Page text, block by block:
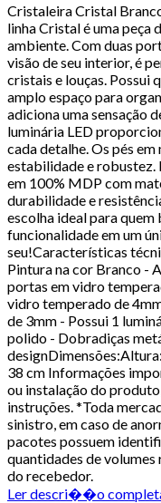
Cristaleira Cristal
linha Cristal é uma peça
ambiente. Com duas
visão de seu interior, é
cristais e louças. Possui
amplo espaço para
adiciona uma sensação
luminária LED
cada detalhe. Os pés
estabilidade e robustez.
em 100% MDP com
durabilidade e
escolha ideal para quem
funcionalidade em um
seu!Características
Pintura na cor Branco -
portas em vidro
vidro temperado de
de 3mm - Possui 1
polido - Dobradiças
38 cm Informações
ou instalação do
instruções. *Toda
sinistro, em caso de
pacotes possuem
quantidades de
do recebedor.
Ler descri��o